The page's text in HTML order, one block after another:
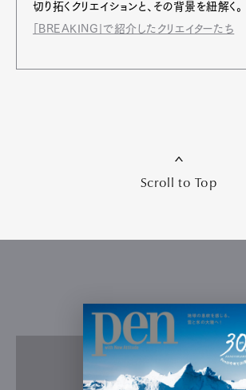
切り拓くクリエイションと、その背景を紐解く。
「BREAKING」で紹介したクリエイターたち
Scroll to Top